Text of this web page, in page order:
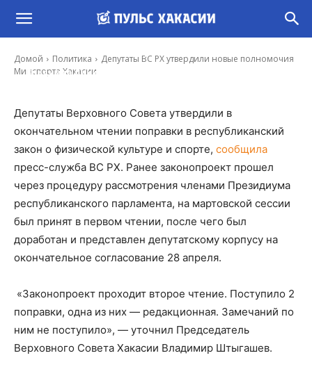
Домой Политика
Депутаты ВС РХ утвердили новые полномочия
Минспорта Хакасии
Владимир Данилов
Депутаты Верховного Совета утвердили в
окончательном чтении поправки в республиканский
закон о физической культуре и спорте, сообщила
пресс-служба ВС РХ. Ранее законопроект прошел
через процедуру рассмотрения членами Президиума
республиканского парламента, на мартовской сессии
был принят в первом чтении, после чего был
доработан и представлен депутатскому корпусу на
окончательное согласование 28 апреля.
«Законопроект проходит второе чтение. Поступило 2
поправки, одна из них — редакционная. Замечаний по
ним не поступило», — уточнил Председатель
Верховного Совета Хакасии Владимир Штыгашев.